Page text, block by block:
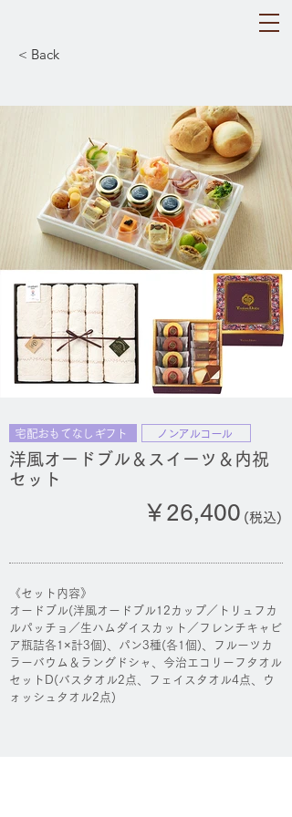
< Back
宅配おもてなしギフト ノンアルコール
洋風オードブル＆スイーツ＆内祝
セット
￥26,400 (税込)
《セット内容》
オードブル(洋風オードブル12カップ／トリュフカ
ルパッチョ／生ハムダイスカット／フレンチキャビ
ア瓶詰各1×計3個)、パン3種(各1個)、フルーツカ
ラーバウム＆ラングドシャ、今治エコリーフタオル
セットD(バスタオル2点、フェイスタオル4点、ウ
ォッシュタオル2点)